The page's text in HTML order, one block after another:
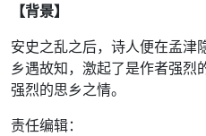
【背景】
安史之乱之后，诗人便在孟津
乡遇故知，激起了是作者强烈
强烈的思乡之情。
责任编辑：